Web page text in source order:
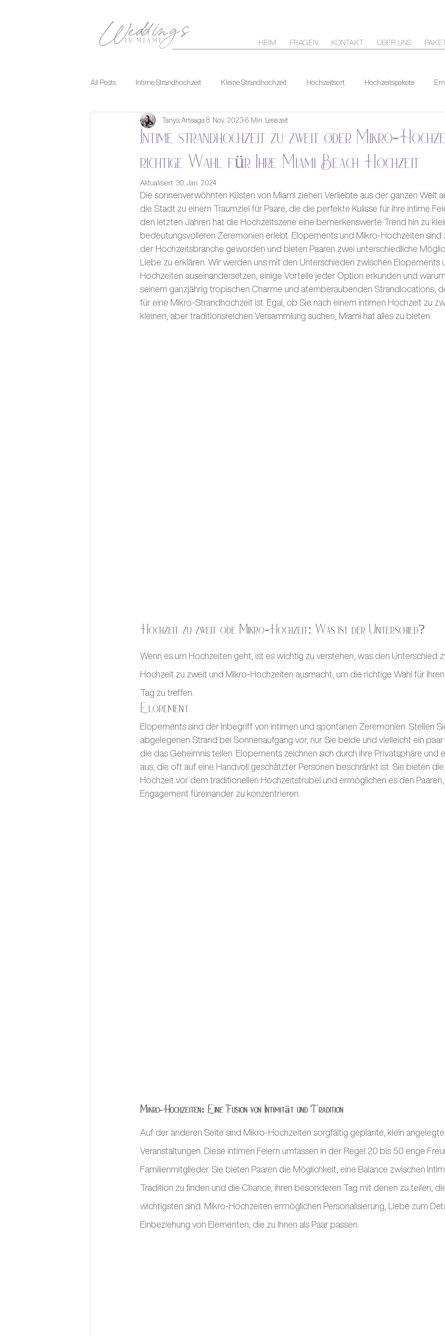
HEIM FRAGEN KONTAKT ÜBER UNS
All Posts Intime Strandhochzeit Kleine Strandhochzeit Hochzeitsort Hochzeitspakete
Intime strandhochzeit zu zweit oder Mikro-
richtige Wahl für Ihre Miami Beach Hochzeit
Tanya Arteaga 8. Nov. 2023 6 Min. Lesezeit
Aktualisiert: 30. Jan. 2024
Die sonnenverwöhnten Küsten von Miami ziehen Verliebte aus der ganzen Welt
die Stadt zu einem Traumziel für Paare, die die perfekte Kulisse für ihre intime
den letzten Jahren hat die Hochzeitszene eine bemerkenswerte Trend hin zu
bedeutungsvolleren Zeremonien erlebt. Elopements und Mikro-Hochzeiten sind
der Hochzeitsbranche geworden und bieten Paaren zwei unterschiedliche
Liebe zu erklären. Wir werden uns mit den Unterschieden zwischen Elopements
Hochzeiten auseinandersetzen, einige Vorteile jeder Option erkunden und
seinem ganzjährig tropischen Charme und atemberaubenden Strandlocations,
für eine Mikro-Strandhochzeit ist. Egal, ob Sie nach einem intimen Hochzeit zu
kleinen, aber traditionsreichen Versammlung suchen, Miami hat alles zu bieten.
Hochzeit zu zweit ode Mikro-Hochzeit: Was ist der Unterschied?
Wenn es um Hochzeiten geht, ist es wichtig zu verstehen, was den Unterschied
Hochzeit zu zweit und Mikro-Hochzeiten ausmacht, um die richtige Wahl für
Tag zu treffen.
Elopement
Elopements sind der Inbegriff von intimen und spontanen Zeremonien. Stellen
abgelegenen Strand bei Sonnenaufgang vor, nur Sie beide und vielleicht ein paar
die das Geheimnis teilen. Elopements zeichnen sich durch ihre Privatsphäre und
aus, die oft auf eine Handvoll geschätzter Personen beschränkt ist. Sie bieten
Hochzeit vor dem traditionellen Hochzeitstrubel und ermöglichen es den Paaren,
Engagement füreinander zu konzentrieren.
Mikro-Hochzeiten: Eine Fusion von Intimität und Tradition
Auf der anderen Seite sind Mikro-Hochzeiten sorgfältig geplante, klein angelegte
Veranstaltungen. Diese intimen Feiern umfassen in der Regel 20 bis 50 enge
Familienmitglieder. Sie bieten Paaren die Möglichkeit, eine Balance zwischen
Tradition zu finden und die Chance, ihren besonderen Tag mit denen zu teilen,
wichtigsten sind. Mikro-Hochzeiten ermöglichen Personalisierung, Liebe zum
Einbeziehung von Elementen, die zu Ihnen als Paar passen.